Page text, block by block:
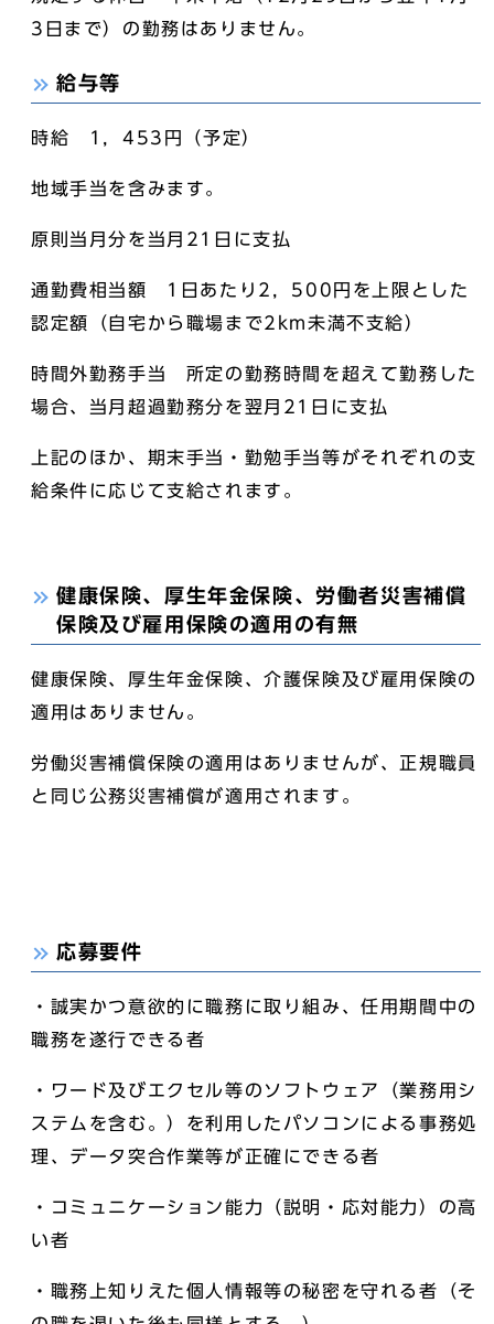
3日まで）の勤務はありません。
給与等
時給 1，453円（予定）
地域手当を含みます。
原則当月分を当月21日に支払
通勤費相当額 1日あたり2，500円を上限とした
認定額（自宅から職場まで2km未満不支給）
時間外勤務手当 所定の勤務時間を超えて勤務した
場合、当月超過勤務分を翌月21日に支払
上記のほか、期末手当・勤勉手当等がそれぞれの支
給条件に応じて支給されます。
健康保険、厚生年金保険、労働者災害補償
保険及び雇用保険の適用の有無
健康保険、厚生年金保険、介護保険及び雇用保険の
適用はありません。
労働災害補償保険の適用はありませんが、正規職員
と同じ公務災害補償が適用されます。
応募要件
・誠実かつ意欲的に職務に取り組み、任用期間中の
職務を遂行できる者
・ワード及びエクセル等のソフトウェア（業務用シ
ステムを含む。）を利用したパソコンによる事務処
理、データ突合作業等が正確にできる者
・コミュニケーション能力（説明・応対能力）の高
い者
・職務上知りえた個人情報等の秘密を守れる者（そ